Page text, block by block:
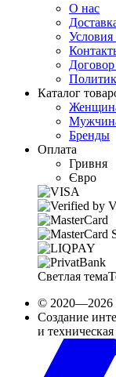
О нас
Условия
Каталог
Бренды
Оплата
Гривня
Євро
Светлая тема
© 2020—2026
Создание
и